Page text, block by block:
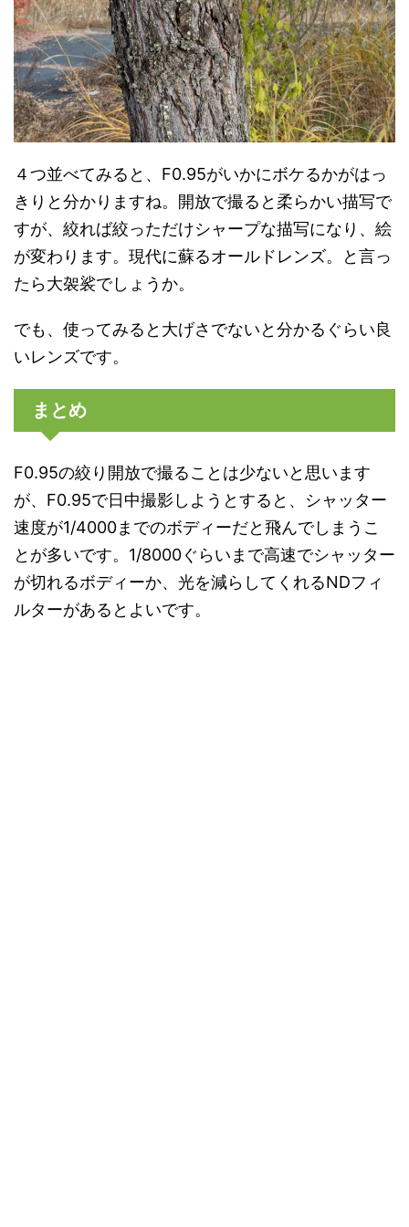
４つ並べてみると、F0.95がいかにボケるかがはっ
きりと分かりますね。開放で撮ると柔らかい描写で
すが、絞れば絞っただけシャープな描写になり、絵
が変わります。現代に蘇るオールドレンズ。と言っ
たら大袈裟でしょうか。
でも、使ってみると大げさでないと分かるぐらい良
いレンズです。
まとめ
F0.95の絞り開放で撮ることは少ないと思います
が、F0.95で日中撮影しようとすると、シャッター
速度が1/4000までのボディーだと飛んでしまうこ
とが多いです。1/8000ぐらいまで高速でシャッター
が切れるボディーか、光を減らしてくれるNDフィ
ルターがあるとよいです。